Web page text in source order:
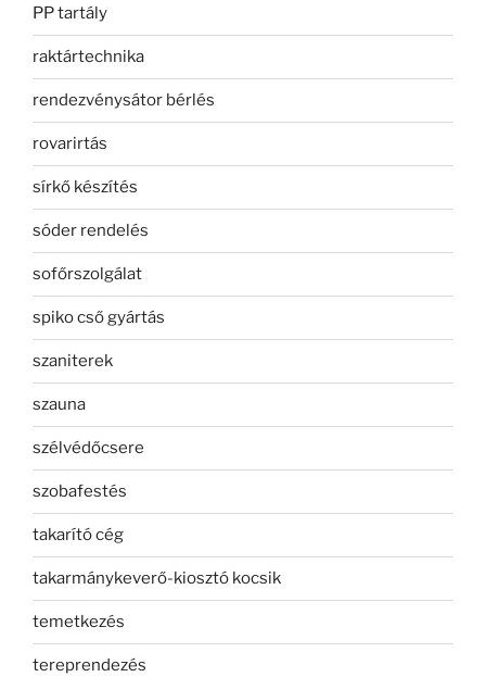
PP tartály
raktártechnika
rendezvénysátor bérlés
rovarirtás
sírkő készítés
sóder rendelés
sofőrszolgálat
spiko cső gyártás
szaniterek
szauna
szélvédőcsere
szobafestés
takarító cég
takarmánykeverő-kiosztó kocsik
temetkezés
tereprendezés